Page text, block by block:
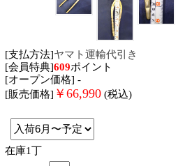
[支払方法]ヤマト運輸代引き
[会員特典]609ポイント
[オープン価格] -
[販売価格] ￥ 66,990 (税込)
在庫1丁